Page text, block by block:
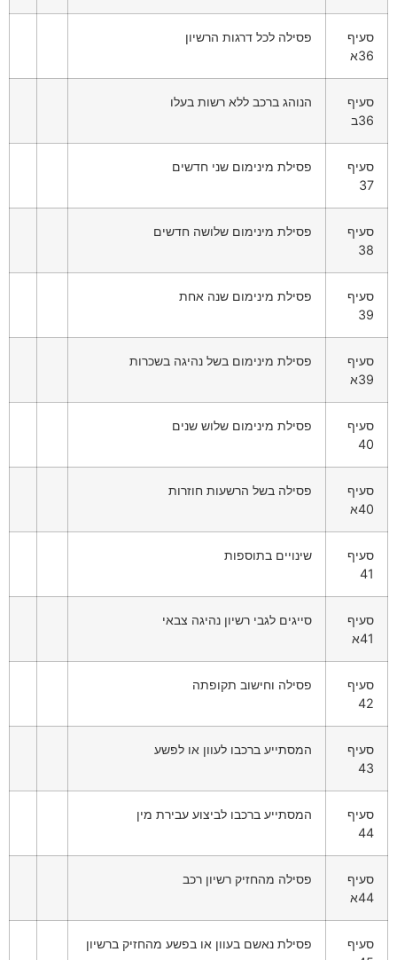
סעיף
36א
פסילה לכל דרגות הרשיון
סעיף
36ב
הנוהג ברכב ללא רשות בעלו
סעיף
37
פסילת מינימום שני חדשים
סעיף
38
פסילת מינימום שלושה חדשים
סעיף
39
פסילת מינימום שנה אחת
סעיף
39א
פסילת מינימום בשל נהיגה בשכרות
סעיף
40
פסילת מינימום שלוש שנים
סעיף
40א
פסילה בשל הרשעות חוזרות
סעיף
41
שינויים בתוספות
סעיף
41א
סייגים לגבי רשיון נהיגה צבאי
סעיף
42
פסילה וחישוב תקופתה
סעיף
43
המסתייע ברכבו לעוון או לפשע
סעיף
44
המסתייע ברכבו לביצוע עבירת מין
סעיף
44א
פסילה מהחזיק רשיון רכב
סעיף
פסילת נאשם בעוון או בפשע מהחזיק ברשיון